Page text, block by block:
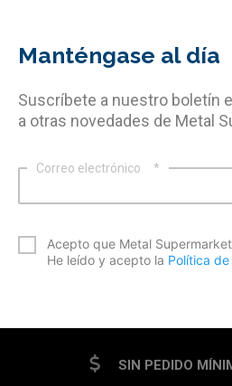
Manténgase al día
Suscríbete a nuestro boletín
a otras novedades de Metal
Correo electrónico *
Acepto que Metal
He leído y acepto la Política
SIN PEDIDO